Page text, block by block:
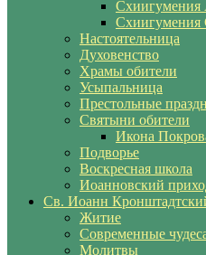
Схиигумения
Настоятельница
Духовенство
Храмы обители
Усыпальница
Престольные
Святыни обители
Икона
Подворье
Воскресная школа
Иоанновский
Св. Иоанн
Житие
Современные
Молитвы